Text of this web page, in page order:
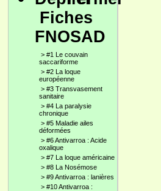
Fiches
FNOSAD
> #1 Le couvain
saccariforme
> #2 La loque
européenne
> #3 Transvasement
sanitaire
> #4 La paralysie
chronique
> #5 Maladie ailes
déformées
> #6 Antivarroa : Acide
oxalique
> #7 La loque américaine
> #8 La Nosémose
> #9 Antivarroa : lanières
> #10 Antivarroa :